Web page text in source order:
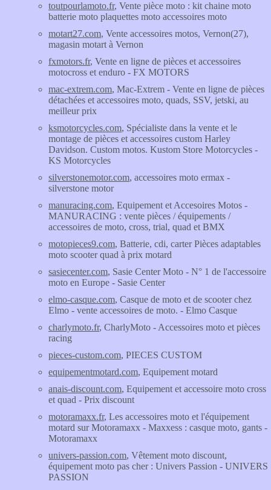
toutpourlamoto.fr, Vente pièce moto : kit chaine moto
batterie moto plaquettes moto accessoires moto
motart27.com, Vente accessoires motos, Vernon(27),
magasin motart à Vernon
fxmotors.fr, Vente en ligne de pièces et accessoires
motocross et enduro - FX MOTORS
mac-extrem.com, Mac-Extrem - Vente en ligne de pièces
détachées et accessoires moto, quads, SSV, jetski, au
meilleur prix
ksmotorcycles.com, Spécialiste dans la vente et le
montage de pièces et accessoires custom Harley
Davidson. Custom motos. Kustom Store Motorcycles -
KS Motorcycles
silverstonemotor.com, accessoires moto ermax -
silverstone motor
manuracing.com, Equipement et Accesoires Motos -
MANURACING : vente pièces / équipements /
accessoires de moto, cross, trial, quad et BMX
motopieces9.com, Batterie, cdi, carter Pièces adaptables
moto scooter quad à prix motard
sasiecenter.com, Sasie Center Moto - N° 1 de l'accessoire
moto en Europe - Sasie Center
elmo-casque.com, Casque de moto et de scooter chez
Elmo - vente accessoires de moto. - Elmo Casque
charlymoto.fr, CharlyMoto - Accessoires moto et pièces
racing
pieces-custom.com, PIECES CUSTOM
equipementmotard.com, Equipement motard
anais-discount.com, Equipement et accessoire moto cross
et quad - Prix discount
motoramaxx.fr, Les accessoires moto et l'équipement
motard sur Motoramaxx - Maxxess : casque moto, gants -
Motoramaxx
univers-passion.com, Vêtement moto discount,
équipement moto pas cher : Univers Passion - UNIVERS
PASSION